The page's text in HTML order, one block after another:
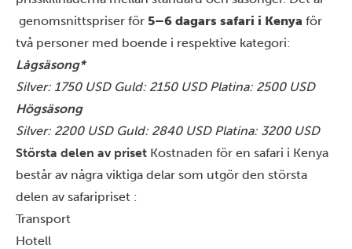
genomsnittspriser för 5–6 dagars safari i Kenya för
två personer med boende i respektive kategori:
Lågsäsong*
Silver: 1750 USD Guld: 2150 USD Platina: 2500 USD
Högsäsong
Silver: 2200 USD Guld: 2840 USD Platina: 3200 USD
Största delen av priset Kostnaden för en safari i Kenya
består av några viktiga delar som utgör den största
delen av safaripriset :
Transport
Hotell